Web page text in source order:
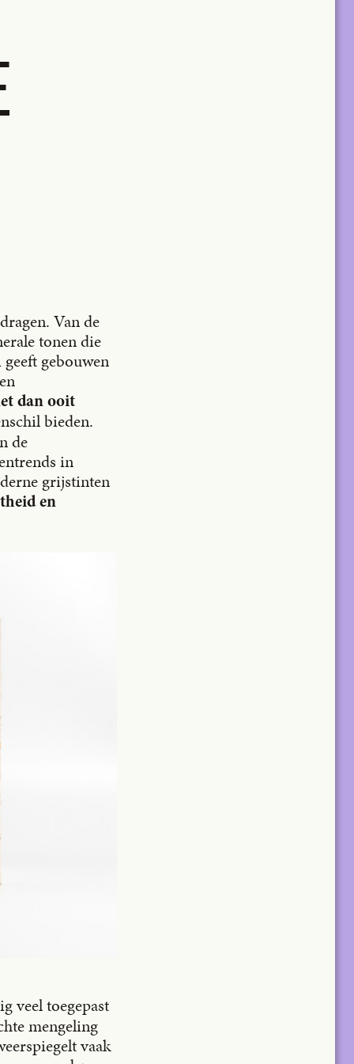
Van de
tonen die
gebouwen
dan ooit
bieden.
de
in
grijstinten
en
veel toegepast
mengeling
vaak